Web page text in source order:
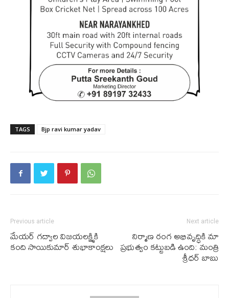
TAGS Bjp ravi kumar yadav
Previous article
మేయ‌ర్ గ‌ద్వాల విజ‌య‌ల‌క్ష్మికి
కంది సాయికుమార్ శుభాకాంక్ష‌లు
Next article
నిర్మాణ రంగ అభివృద్ధికి మా
ప్రభుత్వం కట్టుబడి ఉంది: మంత్రి
శ్రీధర్ బాబు